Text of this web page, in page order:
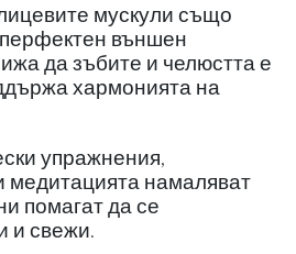
мускули също
външен
да зъбите и челюстта е
хармонията на
упражнения,
медитацията намаляват
помагат да се
и свежи.